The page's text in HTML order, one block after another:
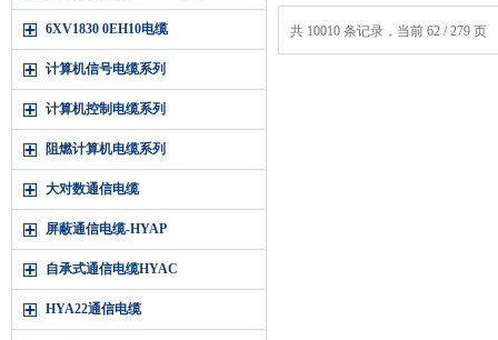
6XV1830 0EH10电缆
计算机信号电缆系列
计算机控制电缆系列
阻燃计算机电缆系列
大对数通信电缆
屏蔽通信电缆-HYAP
自承式通信电缆HYAC
HYA22通信电缆
共 10010 条记录，当前 62 / 279 页